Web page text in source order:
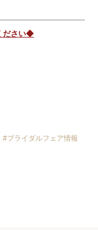
ださい◆
ブライダルフェア情報